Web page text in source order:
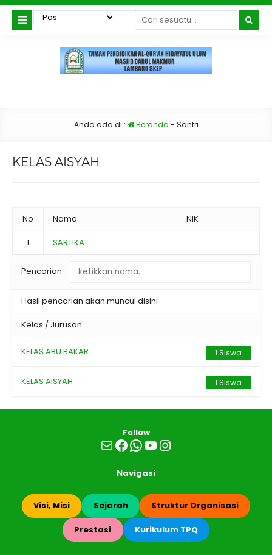
Anda ada di : Beranda - Santri
KELAS AISYAH
No Nama NIK
1 SARTIKA
Pencarian
Hasil pencarian akan muncul disini
Kelas / Jurusan
KELAS ABU BAKAR 1 Siswa
KELAS AISYAH 1 Siswa
Follow
MailFacebook
WhatsApp
YouTube
Instagram
Navigasi
Visi, Misi Sejarah Struktur Organisasi
Prestasi Kurikulum TPQ